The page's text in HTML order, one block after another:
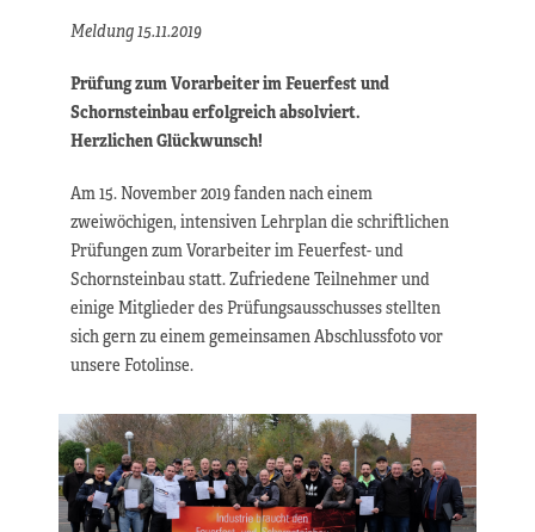
Meldung 15.11.2019
Prüfung zum Vorarbeiter im Feuerfest und
Schornsteinbau erfolgreich absolviert.
Herzlichen Glückwunsch!
Am 15. November 2019 fanden nach einem
zweiwöchigen, intensiven Lehrplan die schriftlichen
Prüfungen zum Vorarbeiter im Feuerfest- und
Schornsteinbau statt. Zufriedene Teilnehmer und
einige Mitglieder des Prüfungsausschusses stellten
sich gern zu einem gemeinsamen Abschlussfoto vor
unsere Fotolinse.